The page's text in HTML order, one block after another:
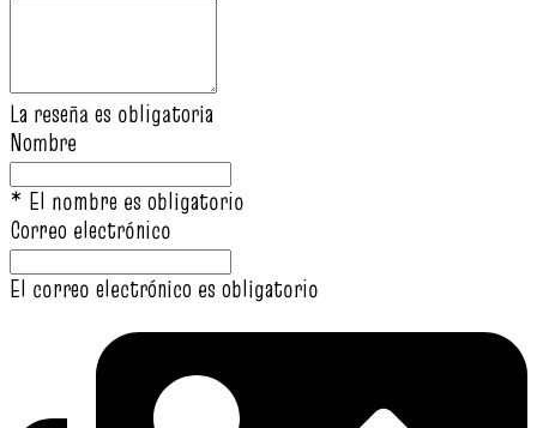
La reseña es obligatoria
Nombre
* El nombre es obligatorio
Correo electrónico
El correo electrónico es obligatorio